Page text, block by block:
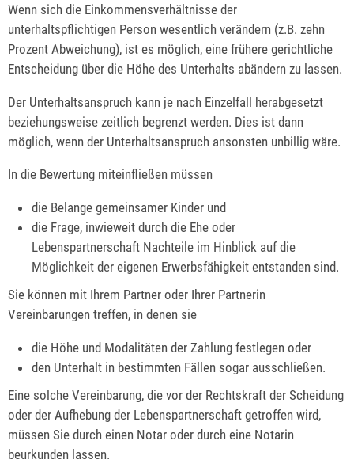
Wenn sich die Einkommensverhältnisse der
unterhaltspflichtigen Person wesentlich verändern (z.B. zehn
Prozent Abweichung), ist es möglich, eine frühere gerichtliche
Entscheidung über die Höhe des Unterhalts abändern zu lassen.
Der Unterhaltsanspruch kann je nach Einzelfall herabgesetzt
beziehungsweise zeitlich begrenzt werden. Dies ist dann
möglich, wenn der Unterhaltsanspruch ansonsten unbillig wäre.
In die Bewertung miteinfließen müssen
die Belange gemeinsamer Kinder und
die Frage, inwieweit durch die Ehe oder
Lebenspartnerschaft Nachteile im Hinblick auf die
Möglichkeit der eigenen Erwerbsfähigkeit entstanden sind.
Sie können mit Ihrem Partner oder Ihrer Partnerin
Vereinbarungen treffen, in denen sie
die Höhe und Modalitäten der Zahlung festlegen oder
den Unterhalt in bestimmten Fällen sogar ausschließen.
Eine solche Vereinbarung, die vor der Rechtskraft der Scheidung
oder der Aufhebung der Lebenspartnerschaft getroffen wird,
müssen Sie durch einen Notar oder durch eine Notarin
beurkunden lassen.